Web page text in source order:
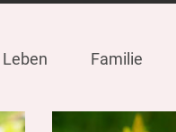
Leben Familie